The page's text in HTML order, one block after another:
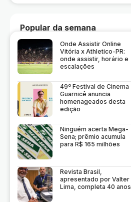
Popular da semana
Onde Assistir Online
Vitória x Athletico-PR:
onde assistir, horário e
escalações
49º Festival de Cinema
Guarnicê anuncia
homenageados desta
edição
Ninguém acerta Mega-
Sena; prêmio acumula
para R$ 165 milhões
Revista Brasil,
apresentado por Valter
Lima, completa 40 anos